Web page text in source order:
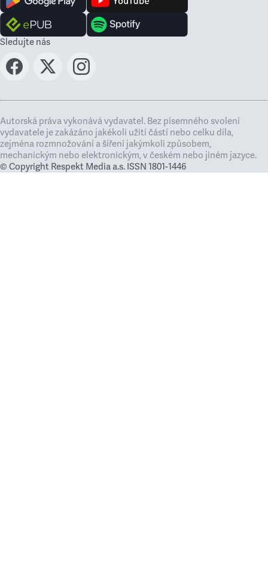
Sledujte nás
Autorská práva vykonává vydavatel. Bez písemného svolení
vydavatele je zakázáno jakékoli užití částí nebo celku díla,
zejména rozmnožování a šíření jakýmkoli způsobem,
mechanickým nebo elektronickým, v českém nebo jiném jazyce.
© Copyright Respekt Media a.s. ISSN 1801-1446